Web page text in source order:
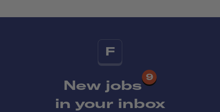
F
New jobs
9
in your inbox